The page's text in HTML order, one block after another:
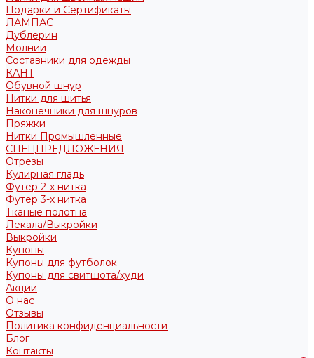
Подарки и Сертификаты
ЛАМПАС
Дублерин
Молнии
Составники для одежды
КАНТ
Обувной шнур
Нитки для шитья
Наконечники для шнуров
Пряжки
Нитки Промышленные
СПЕЦПРЕДЛОЖЕНИЯ
Отрезы
Кулирная гладь
Футер 2-х нитка
Футер 3-х нитка
Тканые полотна
Лекала/Выкройки
Выкройки
Купоны
Купоны для футболок
Купоны для свитшота/худи
Акции
О нас
Отзывы
Политика конфиденциальности
Блог
Контакты